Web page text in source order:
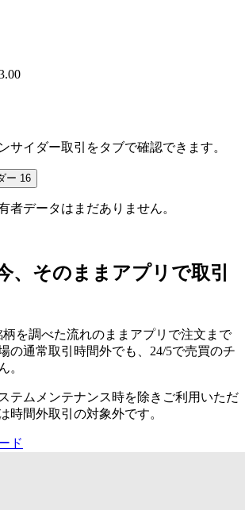
サイダー取引をタブで確認できます。
ー 16
者データはまだありません。
、そのままアプリで取引
柄を調べた流れのままアプリで注文まで
の通常取引時間外でも、24/5で売買のチ
。
テムメンテナンス時を除きご利用いただ
時間外取引の対象外です。
ド